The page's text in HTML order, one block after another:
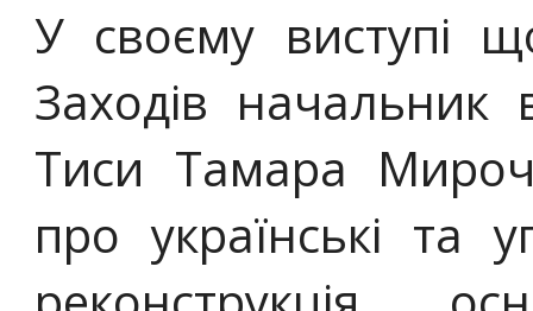
У своєму виступі
Заходів начальник
Тиси Тамара
про українські та